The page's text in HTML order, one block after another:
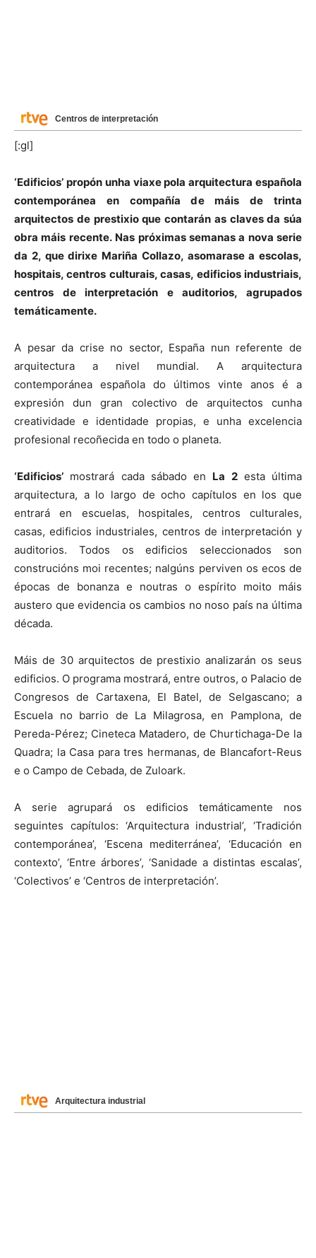
Centros de interpretación
[:gl]
‘Edificios’ propón unha viaxe pola arquitectura española
contemporánea en compañía de máis de trinta
arquitectos de prestixio que contarán as claves da súa
obra máis recente. Nas próximas semanas a nova serie
da 2, que dirixe Mariña Collazo, asomarase a escolas,
hospitais, centros culturais, casas, edificios industriais,
centros de interpretación e auditorios, agrupados
temáticamente.
A pesar da crise no sector, España nun referente de
arquitectura a nivel mundial. A arquitectura
contemporánea española do últimos vinte anos é a
expresión dun gran colectivo de arquitectos cunha
creatividade e identidade propias, e unha excelencia
profesional recoñecida en todo o planeta.
‘Edificios’ mostrará cada sábado en La 2esta última
arquitectura, a lo largo de ocho capítulos en los que
entrará en escuelas, hospitales, centros culturales,
casas, edificios industriales, centros de interpretación y
auditorios. Todos os edificios seleccionados son
construcións moi recentes; nalgúns perviven os ecos de
épocas de bonanza e noutras o espírito moito máis
austero que evidencia os cambios no noso país na última
década.
Máis de 30 arquitectos de prestixio analizarán os seus
edificios. O programa mostrará, entre outros, o Palacio de
Congresos de Cartaxena, El Batel, de Selgascano; a
Escuela no barrio de La Milagrosa, en Pamplona, de
Pereda-Pérez; Cineteca Matadero, de Churtichaga-De la
Quadra; la Casa para tres hermanas, de Blancafort-Reus
e o Campo de Cebada, de Zuloark.
A serie agrupará os edificios temáticamente nos
seguintes capítulos: ‘Arquitectura industrial’, ‘Tradición
contemporánea’, ‘Escena mediterránea’, ‘Educación en
contexto’, ‘Entre árbores’, ‘Sanidade a distintas escalas’,
‘Colectivos’ e ‘Centros de interpretación’.
Arquitectura industrial